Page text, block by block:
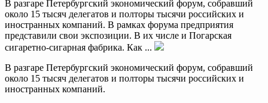
В разгаре Петербургский экономический форум, собравший
около 15 тысяч делегатов и полторы тысячи российских и
иностранных компаний. В рамках форума предприятия
представили свои экспозиции. В их числе и Погарская
сигаретно-сигарная фабрика. Как ...
В разгаре Петербургский экономический форум, собравший
около 15 тысяч делегатов и полторы тысячи российских и
иностранных компаний.